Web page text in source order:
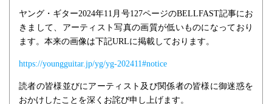
ヤング・ギター2024年11月号127ページのBELLFAST記事にお
きまして、アーティスト写真の画質が低いものになっており
ます。本来の画像は下記URLに掲載しております。
https://youngguitar.jp/yg/yg-202411#notice
読者の皆様並びにアーティスト及び関係者の皆様に御迷惑を
おかけしたことを深くお詫び申し上げます。